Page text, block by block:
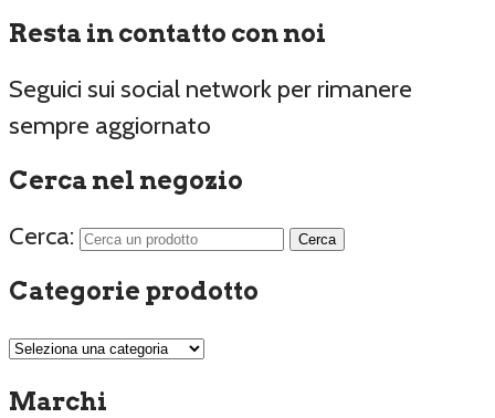
Resta in contatto con noi
Seguici sui social network per rimanere
sempre aggiornato
Cerca nel negozio
Cerca:
Categorie prodotto
Marchi